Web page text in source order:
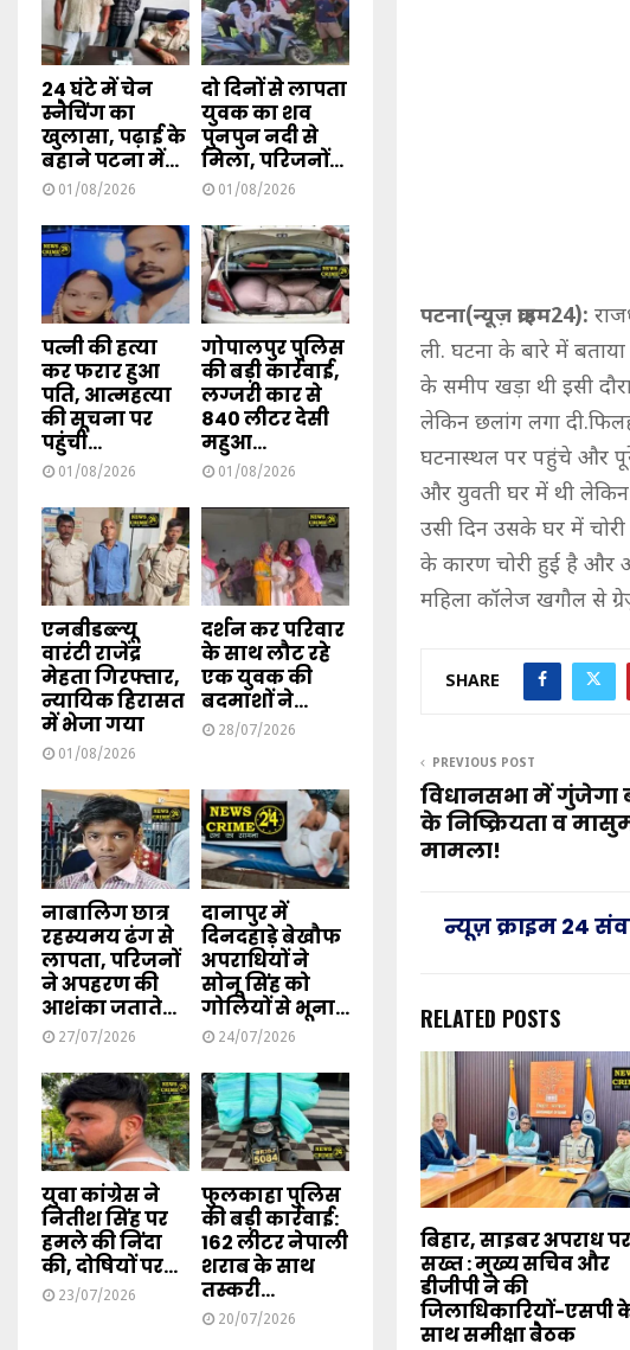
पटना(न्यूज़ क्राइम24):
ली. घटना के बारे में
के समीप खड़ा थी इसी
लेकिन छलांग लगा
घटनास्थल पर पहुंचे और
और युवती घर में थी
उसी दिन उसके घर में
के कारण चोरी हुई है और
महिला कॉलेज खगौल से
SHARE
PREVIOUS POST
विधानसभा में गुंजेगा
के निष्क्रियता व
मामला!
न्यूज़ क्राइम 24
RELATED POSTS
बिहार, साइबर अपराध पर
सख्त : मुख्य सचिव और
डीजीपी ने की
जिलाधिकारियों-एसपी
साथ समीक्षा बैठक
24 घंटे में चेन
स्नैचिंग का
खुलासा, पढ़ाई के
बहाने पटना में...
01/08/2026
दो दिनों से लापता
युवक का शव
पुनपुन नदी से
मिला, परिजनों...
01/08/2026
पत्नी की हत्या
कर फरार हुआ
पति, आत्महत्या
की सूचना पर
पहुंची...
01/08/2026
गोपालपुर पुलिस
की बड़ी कार्रवाई,
लग्जरी कार से
840 लीटर देसी
महुआ...
01/08/2026
एनबीडब्ल्यू
वारंटी राजेंद्र
मेहता गिरफ्तार,
न्यायिक हिरासत
में भेजा गया
01/08/2026
दर्शन कर परिवार
के साथ लौट रहे
एक युवक की
बदमाशों ने...
28/07/2026
नाबालिग छात्र
रहस्यमय ढंग से
लापता, परिजनों
ने अपहरण की
आशंका जताते...
27/07/2026
दानापुर में
दिनदहाड़े बेखौफ
अपराधियों ने
सोनू सिंह को
गोलियों से भूना...
24/07/2026
युवा कांग्रेस ने
नितीश सिंह पर
हमले की निंदा
की, दोषियों पर...
23/07/2026
फुलकाहा पुलिस
की बड़ी कार्रवाई:
162 लीटर नेपाली
शराब के साथ
तस्करी...
20/07/2026